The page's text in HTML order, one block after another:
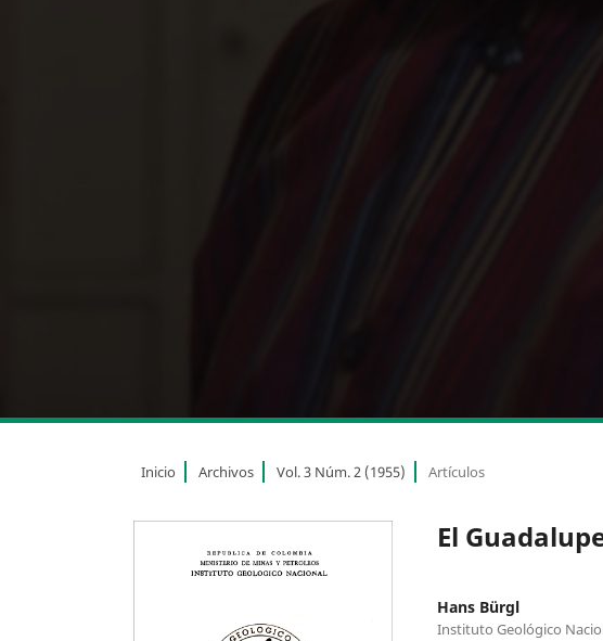
Inicio Archivos Vol. 3 Núm. 2 (1955) Artículos
El
Hans Bürgl
Instituto Geológico